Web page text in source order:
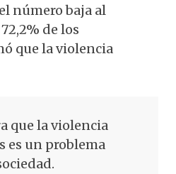
número baja al
de los
que la violencia
que la violencia
es un problema